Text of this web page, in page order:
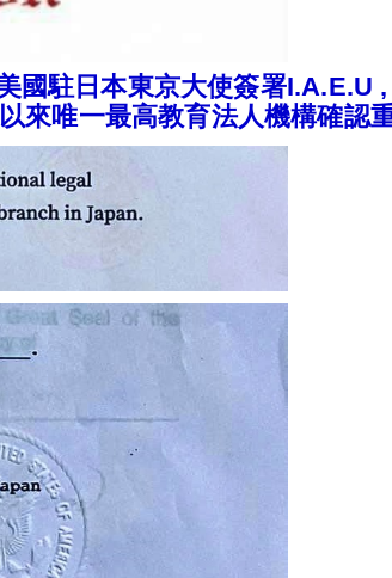
國駐日本東京大使簽署
唯一最高教育法人機構確認